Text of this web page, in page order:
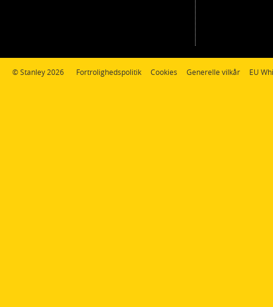
© Stanley 2026 Fortrolighedspolitik Cookies Generelle vilkår EU